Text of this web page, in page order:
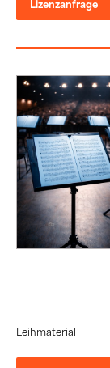
Lizenzanfrage
Leihmaterial